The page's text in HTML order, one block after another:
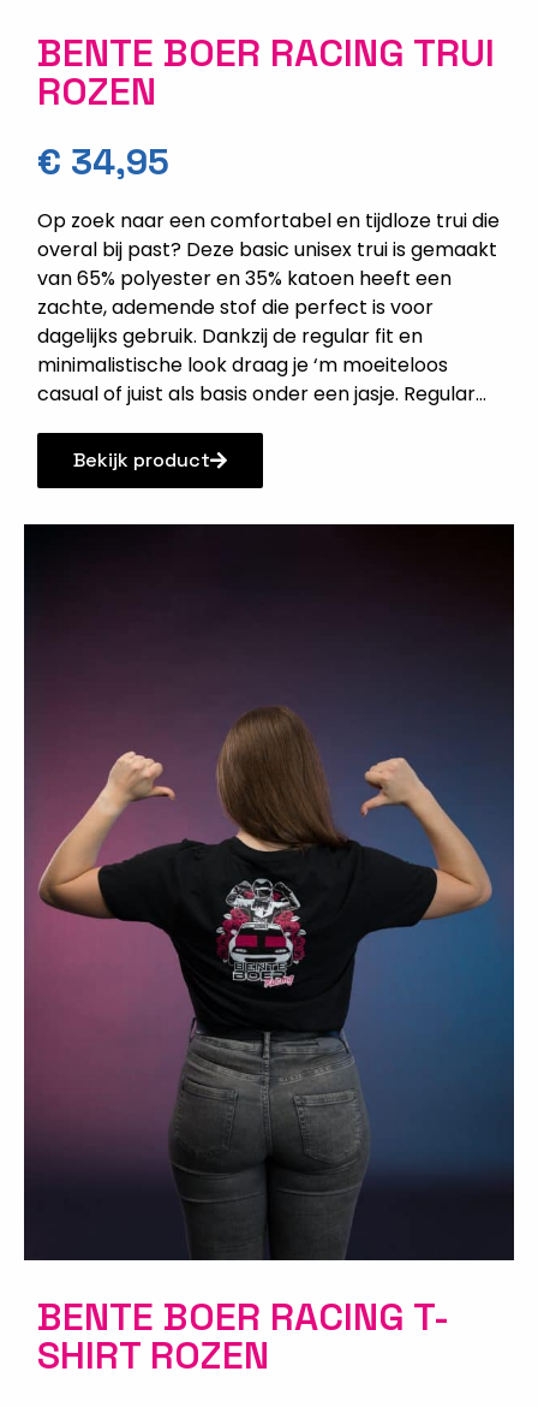
BENTE BOER RACING TRUI
ROZEN
€ 34,95
Op zoek naar een comfortabel en tijdloze trui die
overal bij past? Deze basic unisex trui is gemaakt
van 65% polyester en 35% katoen heeft een
zachte, ademende stof die perfect is voor
dagelijks gebruik. Dankzij de regular fit en
minimalistische look draag je ‘m moeiteloos
casual of juist als basis onder een jasje. Regular...
Bekijk product
BENTE BOER RACING T-
SHIRT ROZEN